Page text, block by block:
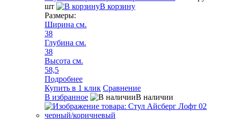
шт
В корзину
Размеры:
Ширина см.
38
Глубина см.
38
Высота см.
58,5
Подробнее
Купить в 1 клик Сравнение
В избранное
В наличии